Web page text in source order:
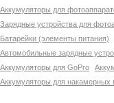
Аккумуляторы для
Зарядные устройства для
Батарейки (элементы питания)
Автомобильные зарядные
Аккумуляторы для GoPro
Аккумуляторы для накамерных